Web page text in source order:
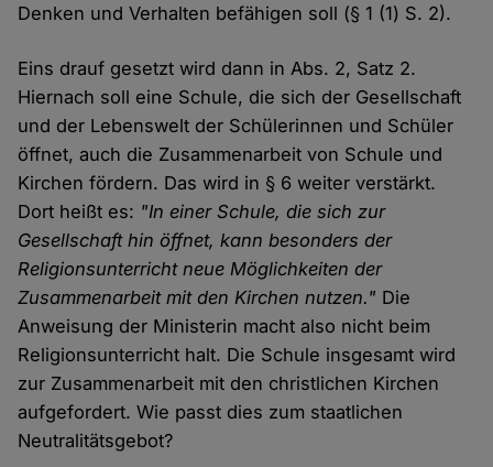
Denken und Verhalten befähigen soll (§ 1 (1) S. 2).
Eins drauf gesetzt wird dann in Abs. 2, Satz 2.
Hiernach soll eine Schule, die sich der Gesellschaft
und der Lebenswelt der Schülerinnen und Schüler
öffnet, auch die Zusammenarbeit von Schule und
Kirchen fördern. Das wird in § 6 weiter verstärkt.
Dort heißt es: "In einer Schule, die sich zur
Gesellschaft hin öffnet, kann besonders der
Religionsunterricht neue Möglichkeiten der
Zusammenarbeit mit den Kirchen nutzen." Die
Anweisung der Ministerin macht also nicht beim
Religionsunterricht halt. Die Schule insgesamt wird
zur Zusammenarbeit mit den christlichen Kirchen
aufgefordert. Wie passt dies zum staatlichen
Neutralitätsgebot?